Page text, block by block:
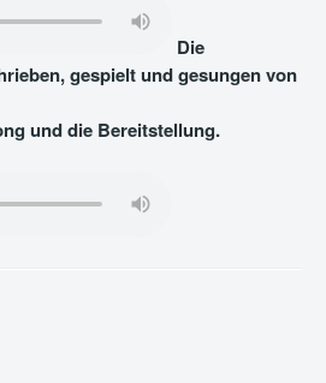
Die
gespielt und gesungen von
und die Bereitstellung.